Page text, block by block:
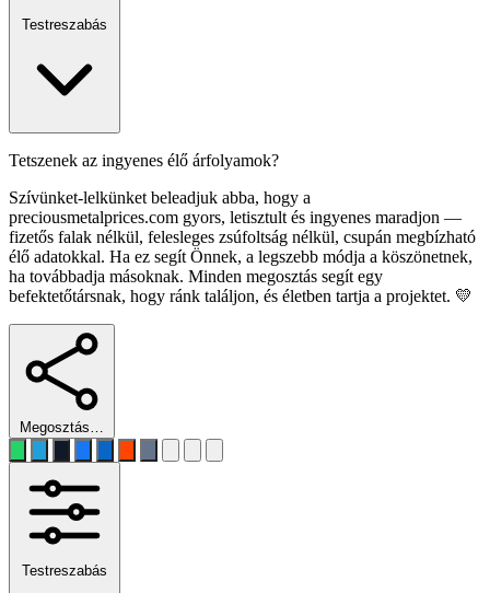
Testreszabás
Tetszenek az ingyenes élő árfolyamok?
Szívünket-lelkünket beleadjuk abba, hogy a
preciousmetalprices.com gyors, letisztult és ingyenes maradjon —
fizetős falak nélkül, felesleges zsúfoltság nélkül, csupán megbízható
élő adatokkal. Ha ez segít Önnek, a legszebb módja a köszönetnek,
ha továbbadja másoknak. Minden megosztás segít egy
befektetőtársnak, hogy ránk találjon, és életben tartja a projektet. 💛
Megosztás…
Testreszabás